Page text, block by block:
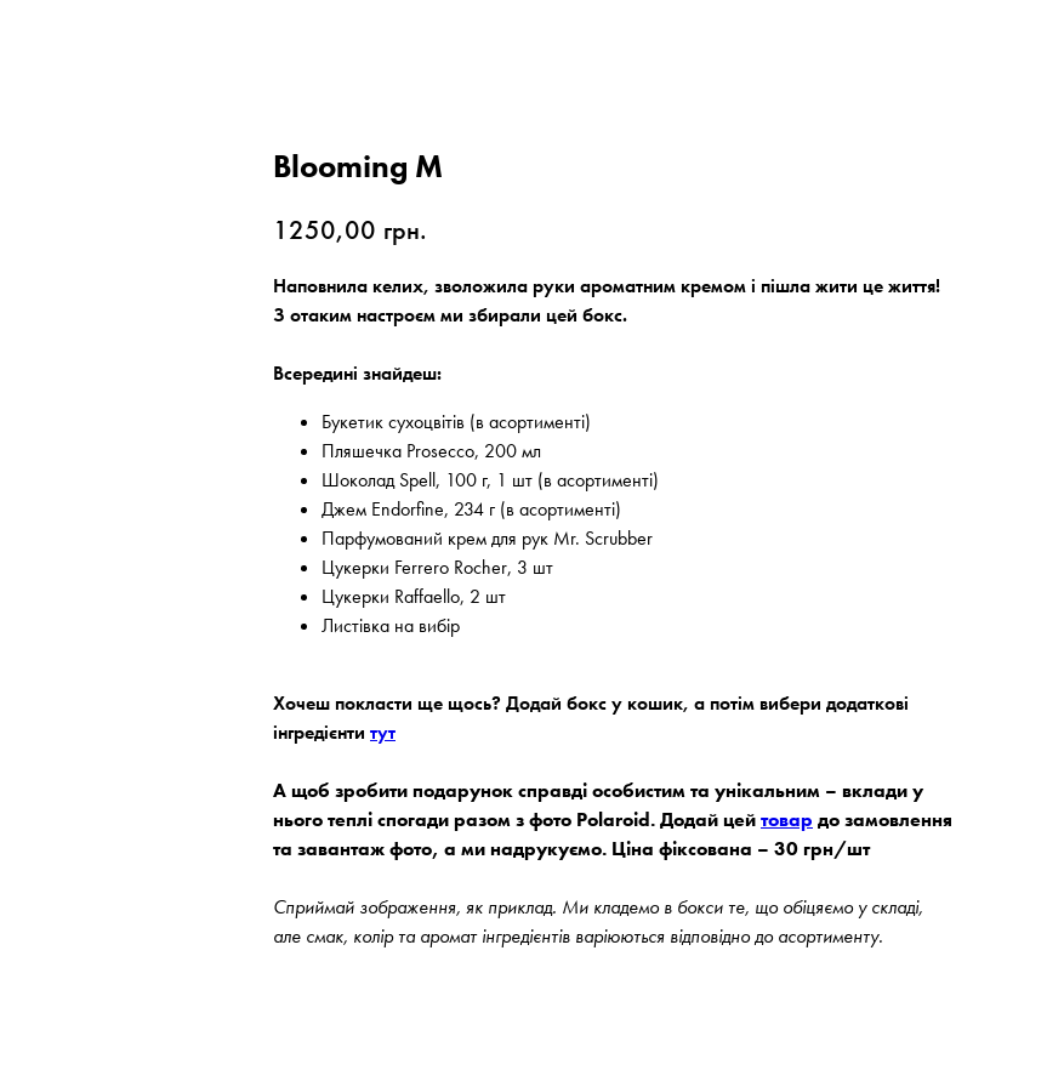
Blooming M
1250,00 грн.
Наповнила келих, зволожила руки ароматним кремом і пішла жити це життя!
З отаким настроєм ми збирали цей бокс.
Всередині знайдеш:
Букетик сухоцвітів (в асортименті)
Пляшечка Prosecco, 200 мл
Шоколад Spell, 100 г, 1 шт (в асортименті)
Джем Endorfine, 234 г (в асортименті)
Парфумований крем для рук Mr. Scrubber
Цукерки Ferrero Rocher, 3 шт
Цукерки Raffaello, 2 шт
Листівка на вибір
Хочеш покласти ще щось? Додай бокс у кошик, а потім вибери додаткові
інгредієнти тут
А щоб зробити подарунок справді особистим та унікальним – вклади у
нього теплі спогади разом з фото Polaroid. Додай цейтовар до замовлення
та завантаж фото, а ми надрукуємо. Ціна фіксована – 30 грн/шт
Сприймай зображення, як приклад. Ми кладемо в бокси те, що обіцяємо у складі,
але смак, колір та аромат інгредієнтів варіюються відповідно до асортименту.